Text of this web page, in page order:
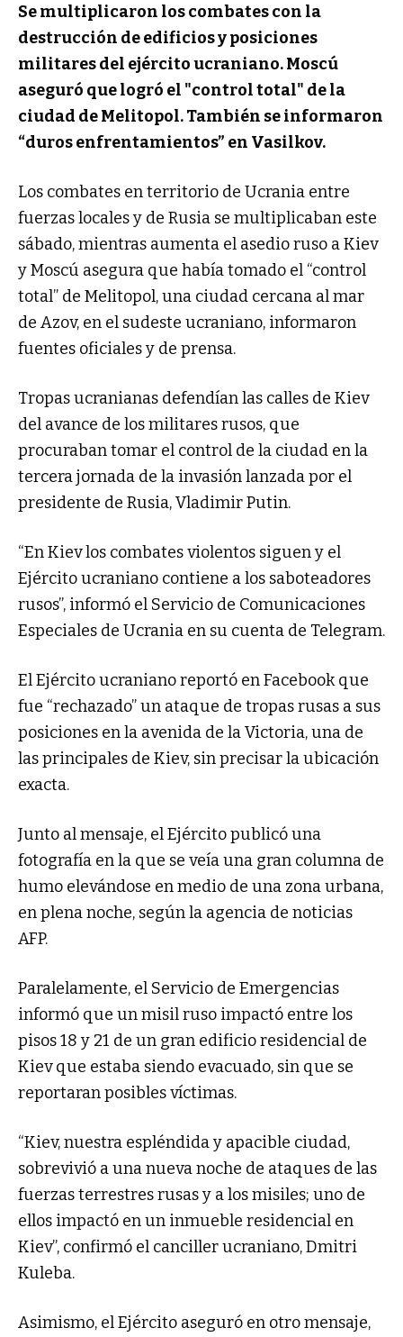
Se multiplicaron los combates con la
destrucción de edificios y posiciones
militares del ejército ucraniano. Moscú
aseguró que logró el "control total" de la
ciudad de Melitopol. También se informaron
“duros enfrentamientos” en Vasilkov.
Los combates en territorio de Ucrania entre
fuerzas locales y de Rusia se multiplicaban este
sábado, mientras aumenta el asedio ruso a Kiev
y Moscú asegura que había tomado el “control
total” de Melitopol, una ciudad cercana al mar
de Azov, en el sudeste ucraniano, informaron
fuentes oficiales y de prensa.
Tropas ucranianas defendían las calles de Kiev
del avance de los militares rusos, que
procuraban tomar el control de la ciudad en la
tercera jornada de la invasión lanzada por el
presidente de Rusia, Vladimir Putin.
“En Kiev los combates violentos siguen y el
Ejército ucraniano contiene a los saboteadores
rusos”, informó el Servicio de Comunicaciones
Especiales de Ucrania en su cuenta de Telegram.
El Ejército ucraniano reportó en Facebook que
fue “rechazado” un ataque de tropas rusas a sus
posiciones en la avenida de la Victoria, una de
las principales de Kiev, sin precisar la ubicación
exacta.
Junto al mensaje, el Ejército publicó una
fotografía en la que se veía una gran columna de
humo elevándose en medio de una zona urbana,
en plena noche, según la agencia de noticias
AFP.
Paralelamente, el Servicio de Emergencias
informó que un misil ruso impactó entre los
pisos 18 y 21 de un gran edificio residencial de
Kiev que estaba siendo evacuado, sin que se
reportaran posibles víctimas.
“Kiev, nuestra espléndida y apacible ciudad,
sobrevivió a una nueva noche de ataques de las
fuerzas terrestres rusas y a los misiles; uno de
ellos impactó en un inmueble residencial en
Kiev”, confirmó el canciller ucraniano, Dmitri
Kuleba.
Asimismo, el Ejército aseguró en otro mensaje,